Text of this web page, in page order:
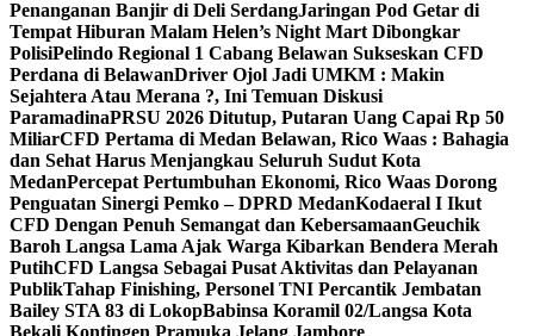
Penanganan Banjir di Deli SerdangJaringan Pod Getar di
Tempat Hiburan Malam Helen’s Night Mart Dibongkar
PolisiPelindo Regional 1 Cabang Belawan Sukseskan CFD
Perdana di BelawanDriver Ojol Jadi UMKM : Makin
Sejahtera Atau Merana ?, Ini Temuan Diskusi
ParamadinaPRSU 2026 Ditutup, Putaran Uang Capai Rp 50
MiliarCFD Pertama di Medan Belawan, Rico Waas : Bahagia
dan Sehat Harus Menjangkau Seluruh Sudut Kota
MedanPercepat Pertumbuhan Ekonomi, Rico Waas Dorong
Penguatan Sinergi Pemko – DPRD MedanKodaeral I Ikut
CFD Dengan Penuh Semangat dan KebersamaanGeuchik
Baroh Langsa Lama Ajak Warga Kibarkan Bendera Merah
PutihCFD Langsa Sebagai Pusat Aktivitas dan Pelayanan
PublikTahap Finishing, Personel TNI Percantik Jembatan
Bailey STA 83 di LokopBabinsa Koramil 02/Langsa Kota
Bekali Kontingen Pramuka Jelang Jambore